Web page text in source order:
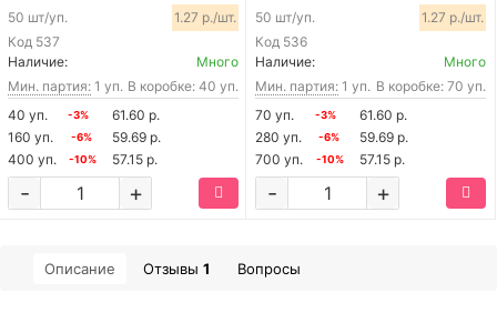
Код 537
50 шт/уп. 1.27 р./шт.
Наличие:
Много
Мин. партия: 1 уп. В коробке: 40 уп.
40 уп.
-3%
61.60 р.
160 уп.
-6%
59.69 р.
400 уп.
-10% 57.15 р.
+
-
Код 536
50 шт/уп. 1.27 р./шт.
Наличие:
Много
Мин. партия: 1 уп. В коробке: 70 уп.
70 уп.
-3%
61.60 р.
280 уп.
-6%
59.69 р.
700 уп.
-10% 57.15 р.
+
-
Описание Отзывы 1 Вопросы